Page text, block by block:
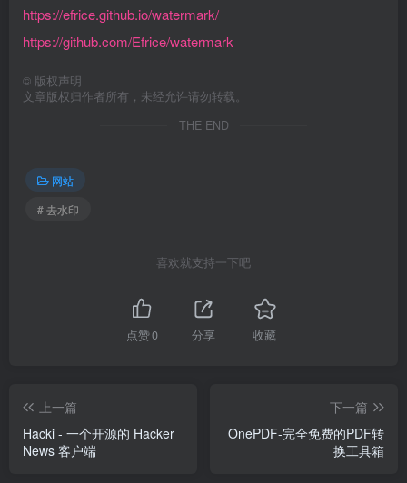
https://efrice.github.io/watermark/
https://github.com/Efrice/watermark
© 版权声明
文章版权归作者所有，未经允许请勿转载。
THE END
网站
# 去水印
喜欢就支持一下吧
点赞0 分享 收藏
上一篇
Hacki - 一个开源的 Hacker
News 客户端
下一篇
OnePDF-完全免费的PDF转
换工具箱